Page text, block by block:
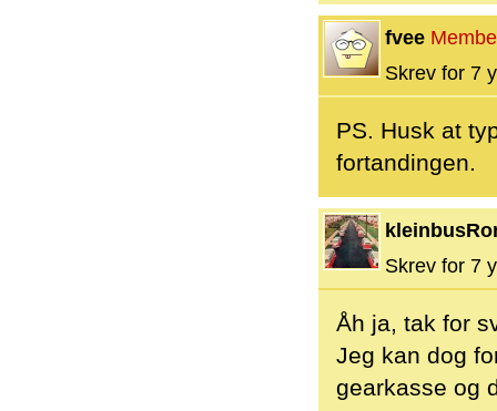
fvee
Skrev for 7
PS. Husk at
fortandingen.
Skrev for 7
Åh ja, tak for
Jeg kan dog
gearkasse og